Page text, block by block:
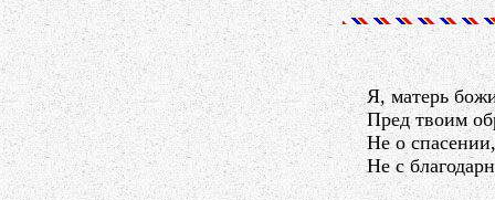
Я, матерь
Пред твоим
Не о
Не с